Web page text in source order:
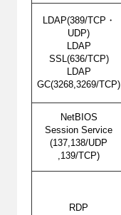
LDAP(389/TCP・
UDP)
LDAP
SSL(636/TCP)
LDAP
GC(3268,3269/TCP)
NetBIOS
Session Service
(137,138/UDP
,139/TCP)
RDP